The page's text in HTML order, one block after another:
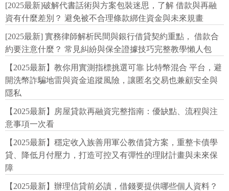
[2025最新]破解代書話術與方案包裝迷思，了解 借款與再融
資有什麼差別？ 避免被不合理條款綁住資金與未來規畫
[2025最新] 實務律師解析民間與銀行借貸契約重點， 借款合
約要注意什麼？ 常見糾紛與保全證據技巧完整教學懶人包
【2025最新】教你用實測指標挑選可靠 比特幣混合 平台，避
開洗幣詐騙地雷與資金追蹤風險，讓匿名交易也兼顧安全與
隱私
【2025最新】房屋貸款再融資完整指南：優缺點、流程與注
意事項一次看
【2025最新】穩定收入族善用軍公教借貸方案，重整卡債學
貸、降低月付壓力，打造可控又有彈性的理財計畫與未來保
障
【2025最新】辦理信貸前必讀，借錢要提供哪些個人資料？